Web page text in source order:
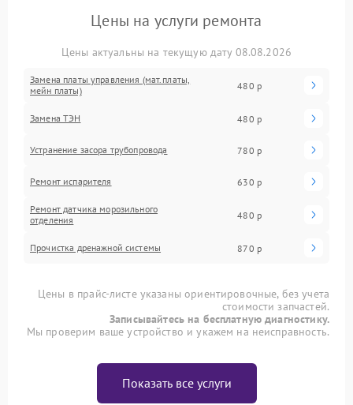
Цены на услуги ремонта
Цены актуальны на текущую дату 08.08.2026
Замена платы управления (мат.платы,
мейн платы)
480 р
Замена ТЭН 480 р
Устранение засора трубопровода 780 р
Ремонт испарителя 630 р
Ремонт датчика морозильного
отделения
480 р
Прочистка дренажной системы 870 р
Цены в прайс-листе указаны ориентировочные, без учета
стоимости запчастей.
Записывайтесь на бесплатную диагностику.
Мы проверим ваше устройство и укажем на неисправность.
Показать все услуги